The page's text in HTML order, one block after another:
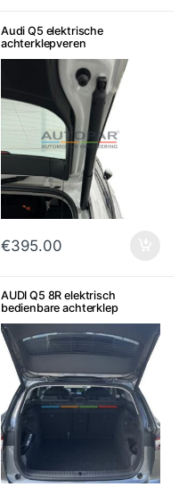
Audi Q5 elektrische
achterklepveren
€395.00
AUDI Q5 8R elektrisch
bedienbare achterklep